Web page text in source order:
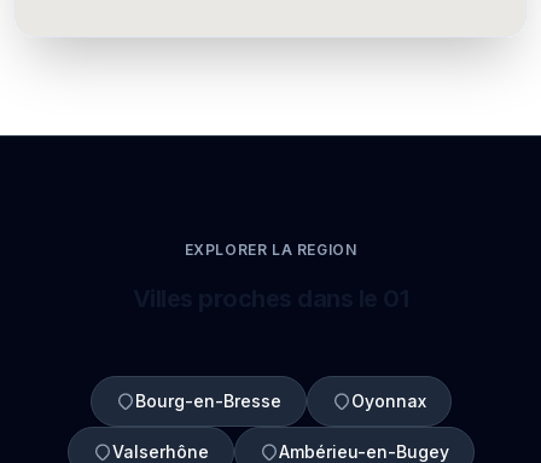
EXPLORER LA REGION
Bourg-en-Bresse Oyonnax
Valserhône Ambérieu-en-Bugey